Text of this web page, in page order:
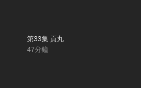
第33集 貢丸
47分鐘